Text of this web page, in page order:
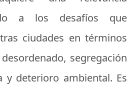
a los desafíos que
ciudades en términos
segregación
y deterioro ambiental. Es